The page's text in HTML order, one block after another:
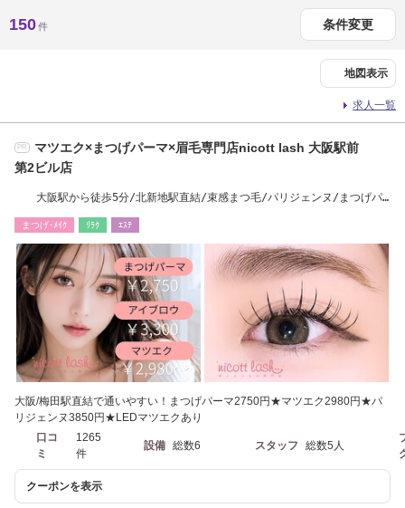
150件 条件変更
地図表示
求人一覧
PR
マツエク×まつげパーマ×眉毛専門店nicott lash 大阪駅前
第2ビル店
大阪駅から徒歩5分/北新地駅直結/束感まつ毛/パリジェンヌ/まつげパ
まつげ･ﾒｲｸ ﾘﾗｸ ｴｽﾃ
大阪/梅田駅直結で通いやすい！まつげパーマ2750円★マツエク2980円★パ
リジェンヌ3850円★LEDマツエクあり
口コ
ミ
1265
件
設備 総数6 スタッフ 総数5人
クーポンを表示